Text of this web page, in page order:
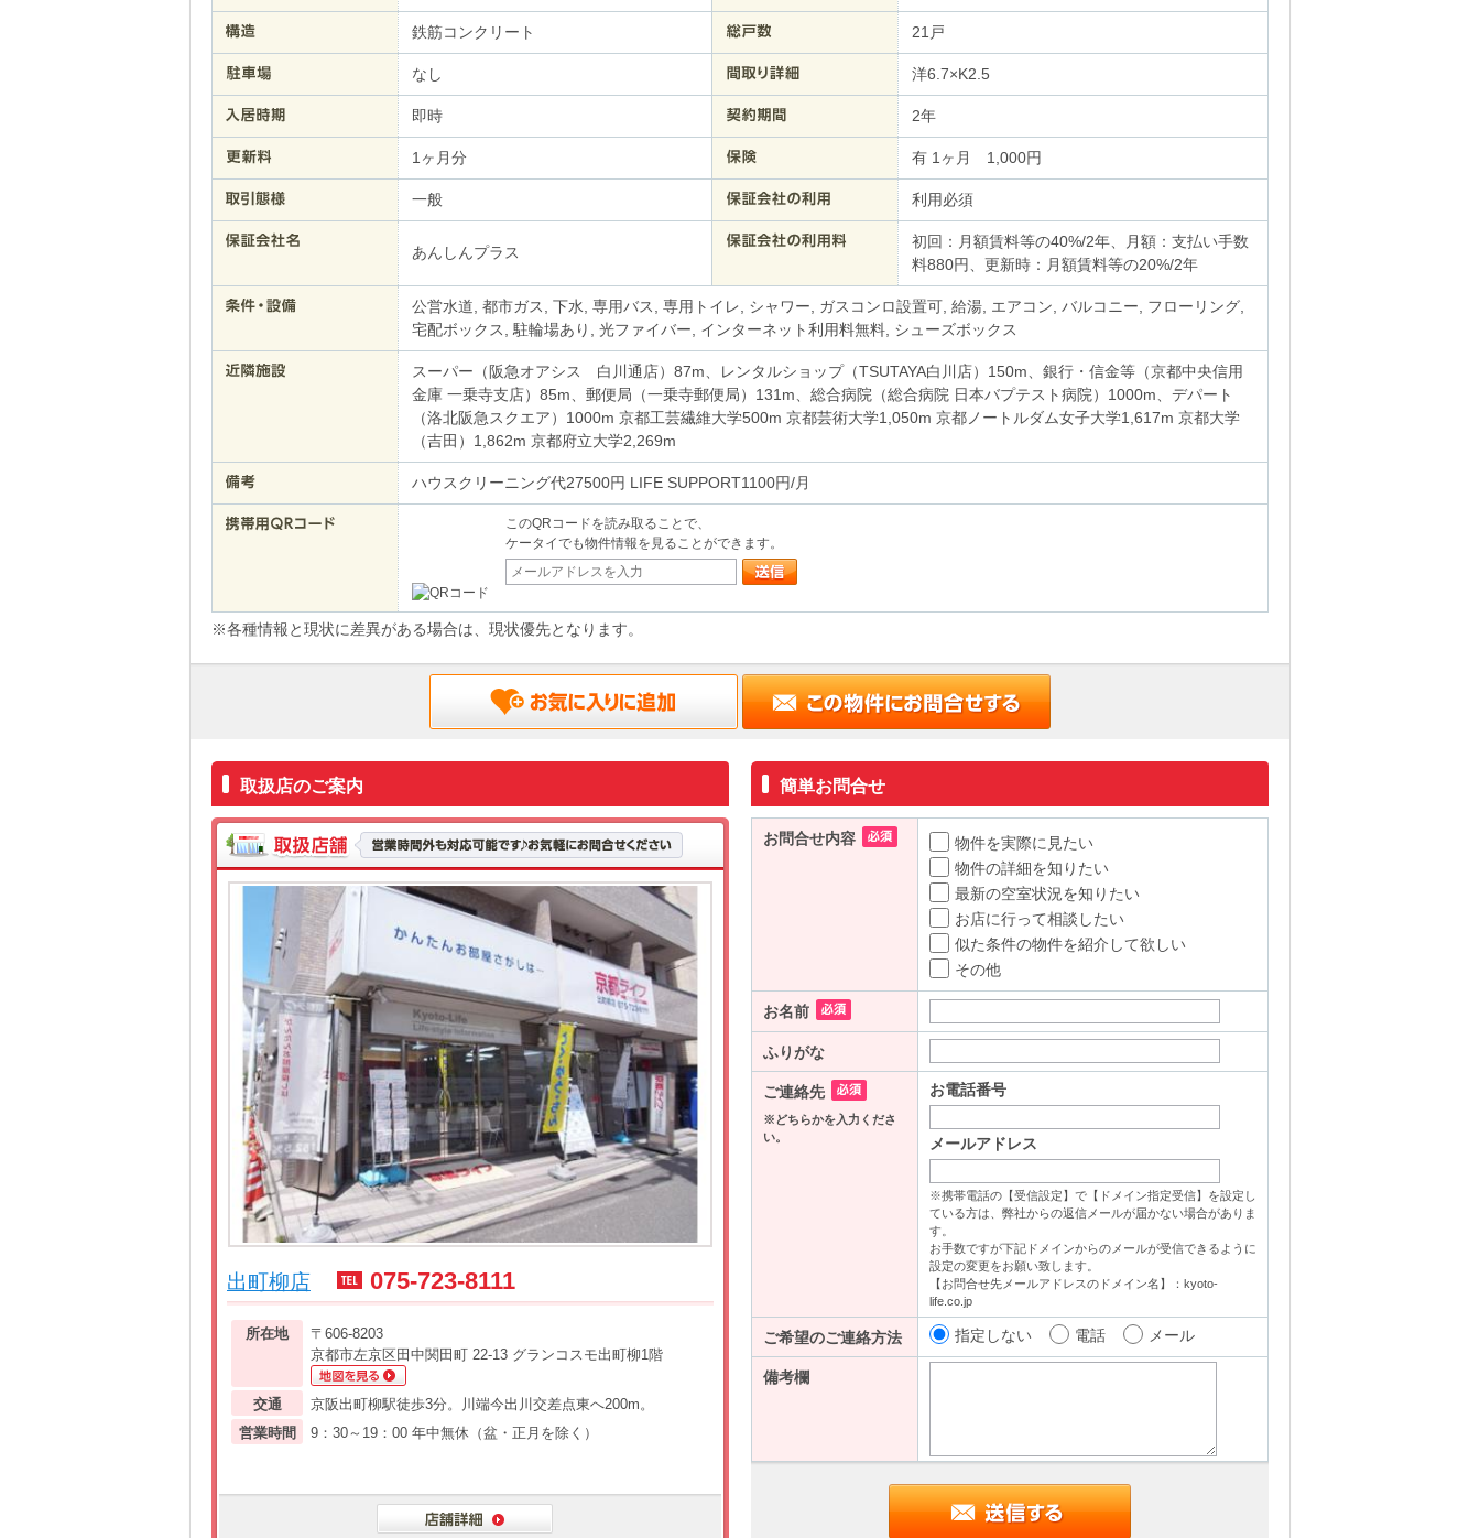
鉄筋コンクリート 21戸
なし 洋6.7×K2.5
即時 2年
1ヶ月分 有 1ヶ月 1,000円
一般 利用必須
あんしんプラス
初回：月額賃料等の40%/2年、月額：支払い手数
料880円、更新時：月額賃料等の20%/2年
公営水道, 都市ガス, 下水, 専用バス, 専用トイレ, シャワー, ガスコンロ設置可, 給湯, エアコン, バルコニー, フローリング,
宅配ボックス, 駐輪場あり, 光ファイバー, インターネット利用料無料, シューズボックス
スーパー（阪急オアシス 白川通店）87m、レンタルショップ（TSUTAYA白川店）150m、銀行・信金等（京都中央信用
金庫 一乗寺支店）85m、郵便局（一乗寺郵便局）131m、総合病院（総合病院 日本バプテスト病院）1000m、デパート
（洛北阪急スクエア）1000m 京都工芸繊維大学500m 京都芸術大学1,050m 京都ノートルダム女子大学1,617m 京都大学
（吉田）1,862m 京都府立大学2,269m
ハウスクリーニング代27500円 LIFE SUPPORT1100円/月
このQRコードを読み取ることで、
ケータイでも物件情報を見ることができます。
※各種情報と現状に差異がある場合は、現状優先となります。
取扱店のご案内
出町柳店 075-723-8111
所在地
〒606-8203
京都市左京区田中関田町 22-13 グランコスモ出町柳1階
交通
京阪出町柳駅徒歩3分。川端今出川交差点東へ200m。
営業時間
9：30～19：00 年中無休（盆・正月を除く）
簡単お問合せ